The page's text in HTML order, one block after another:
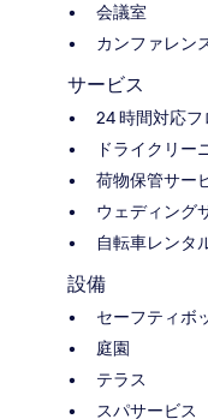
会議室
カンファレン
サービス
24 時間対応フ
ドライクリー
荷物保管サー
ウェディング
自転車レンタ
設備
セーフティボ
庭園
テラス
スパサービス